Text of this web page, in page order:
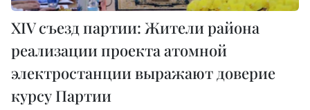
XIV съезд партии: Жители района
реализации проекта атомной
электростанции выражают доверие
курсу Партии